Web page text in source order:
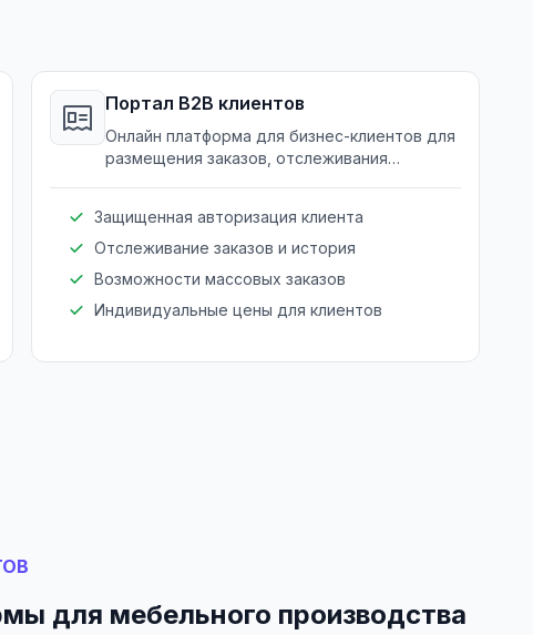
Портал B2B клиентов
Онлайн платформа для бизнес-клиентов для
размещения заказов, отслеживания
Защищенная авторизация клиента
Отслеживание заказов и история
Возможности массовых заказов
Индивидуальные цены для клиентов
для мебельного производства